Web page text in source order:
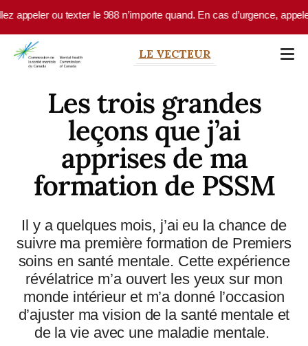
Skip to main content
ou texter le 988 n’importe quand. En cas d’urgence, appelez
LE VECTEUR
Les trois grandes
leçons que j’ai
apprises de ma
formation de PSSM
Il y a quelques mois, j’ai eu la chance de
suivre ma première formation de Premiers
soins en santé mentale. Cette expérience
révélatrice m’a ouvert les yeux sur mon
monde intérieur et m’a donné l’occasion
d’ajuster ma vision de la santé mentale et
de la vie avec une maladie mentale.